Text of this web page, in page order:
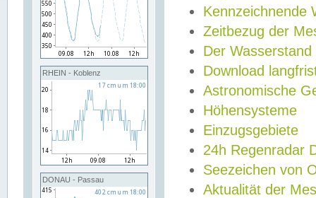
RHEIN - Koblenz
DONAU - Passau
Kennzeichnende
Zeitbezug der
Der Wasserstand
Download
Astronomische
Höhensysteme
Einzugsgebiete
24h Regenradar
Seezeichen von
Aktualität der